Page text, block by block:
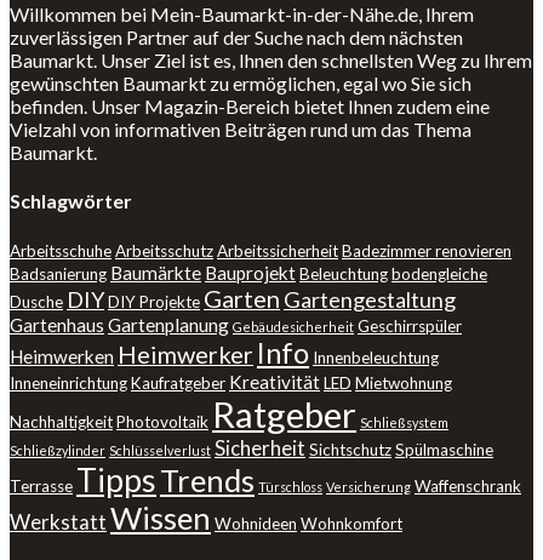
Willkommen bei Mein-Baumarkt-in-der-Nähe.de, Ihrem
zuverlässigen Partner auf der Suche nach dem nächsten
Baumarkt. Unser Ziel ist es, Ihnen den schnellsten Weg zu Ihrem
gewünschten Baumarkt zu ermöglichen, egal wo Sie sich
befinden. Unser Magazin-Bereich bietet Ihnen zudem eine
Vielzahl von informativen Beiträgen rund um das Thema
Baumarkt.
Schlagwörter
ArbeitsschuheArbeitsschutzArbeitssicherheitBadezimmer renovieren
Badsanierung Baumärkte BauprojektBeleuchtungbodengleiche
Dusche DIYDIY Projekte Garten Gartengestaltung
Gartenhaus Gartenplanung Gebäudesicherheit Geschirrspüler
Heimwerken Heimwerker Info Innenbeleuchtung
InneneinrichtungKaufratgeber KreativitätLED Mietwohnung
NachhaltigkeitPhotovoltaik Ratgeber Schließsystem
Schließzylinder Schlüsselverlust Sicherheit SichtschutzSpülmaschine
Terrasse TippsTrends Türschloss Versicherung Waffenschrank
WerkstattWissen Wohnideen Wohnkomfort